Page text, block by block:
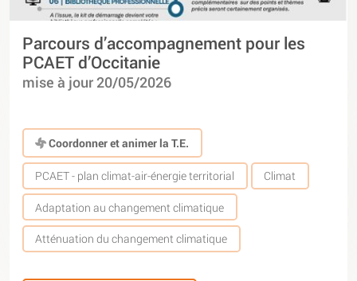
Parcours d’accompagnement pour les
PCAET d’Occitanie
mise à jour 20/05/2026
Coordonner et animer la T.E.
PCAET - plan climat-air-énergie territorial Climat
Adaptation au changement climatique
Atténuation du changement climatique